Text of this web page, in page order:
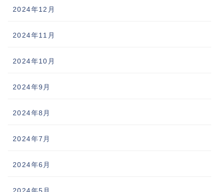
2024年12月
2024年11月
2024年10月
2024年9月
2024年8月
2024年7月
2024年6月